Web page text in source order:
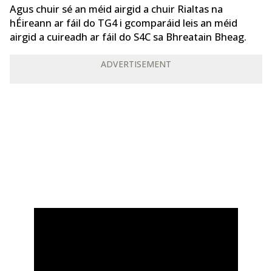
Agus chuir sé an méid airgid a chuir Rialtas na
hÉireann ar fáil do TG4 i gcomparáid leis an méid
airgid a cuireadh ar fáil do S4C sa Bhreatain Bheag.
ADVERTISEMENT